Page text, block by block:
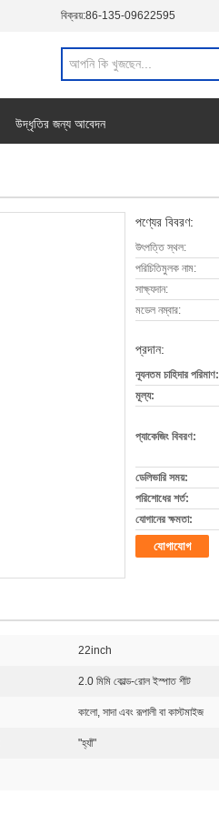
বিক্রয়:86-135-09622595
উদ্ধৃতির জন্য আবেদন
পণ্যের বিবরণ:
উৎপত্তি স্থল:
পরিচিতিমুলক নাম:
সাক্ষ্যদান:
মডেল নম্বার:
প্রদান:
ন্যূনতম চাহিদার পরিমাণ:
মূল্য:
প্যাকেজিং বিবরণ:
ডেলিভারি সময়:
পরিশোধের শর্ত:
যোগানের ক্ষমতা:
যোগাযোগ
22inch
2.0 মিমি কোল্ড-রোল ইস্পাত শীট
কালো, সাদা এবং রূপালী বা কাস্টমাইজ
"হ্যাঁ"